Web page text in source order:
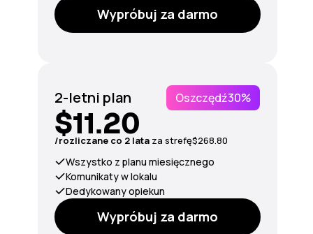
Wypróbuj za darmo
2-letni plan Oszczędź30%
$11.20
/rozliczane co 2 lata za strefę$268.80
Wszystko z planu miesięcznego
Komunikaty w lokalu
Dedykowany opiekun
Wypróbuj za darmo